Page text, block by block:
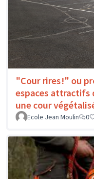
"Cour rires!" ou
espaces attractifs
une cour
Ecole Jean Moulin 0